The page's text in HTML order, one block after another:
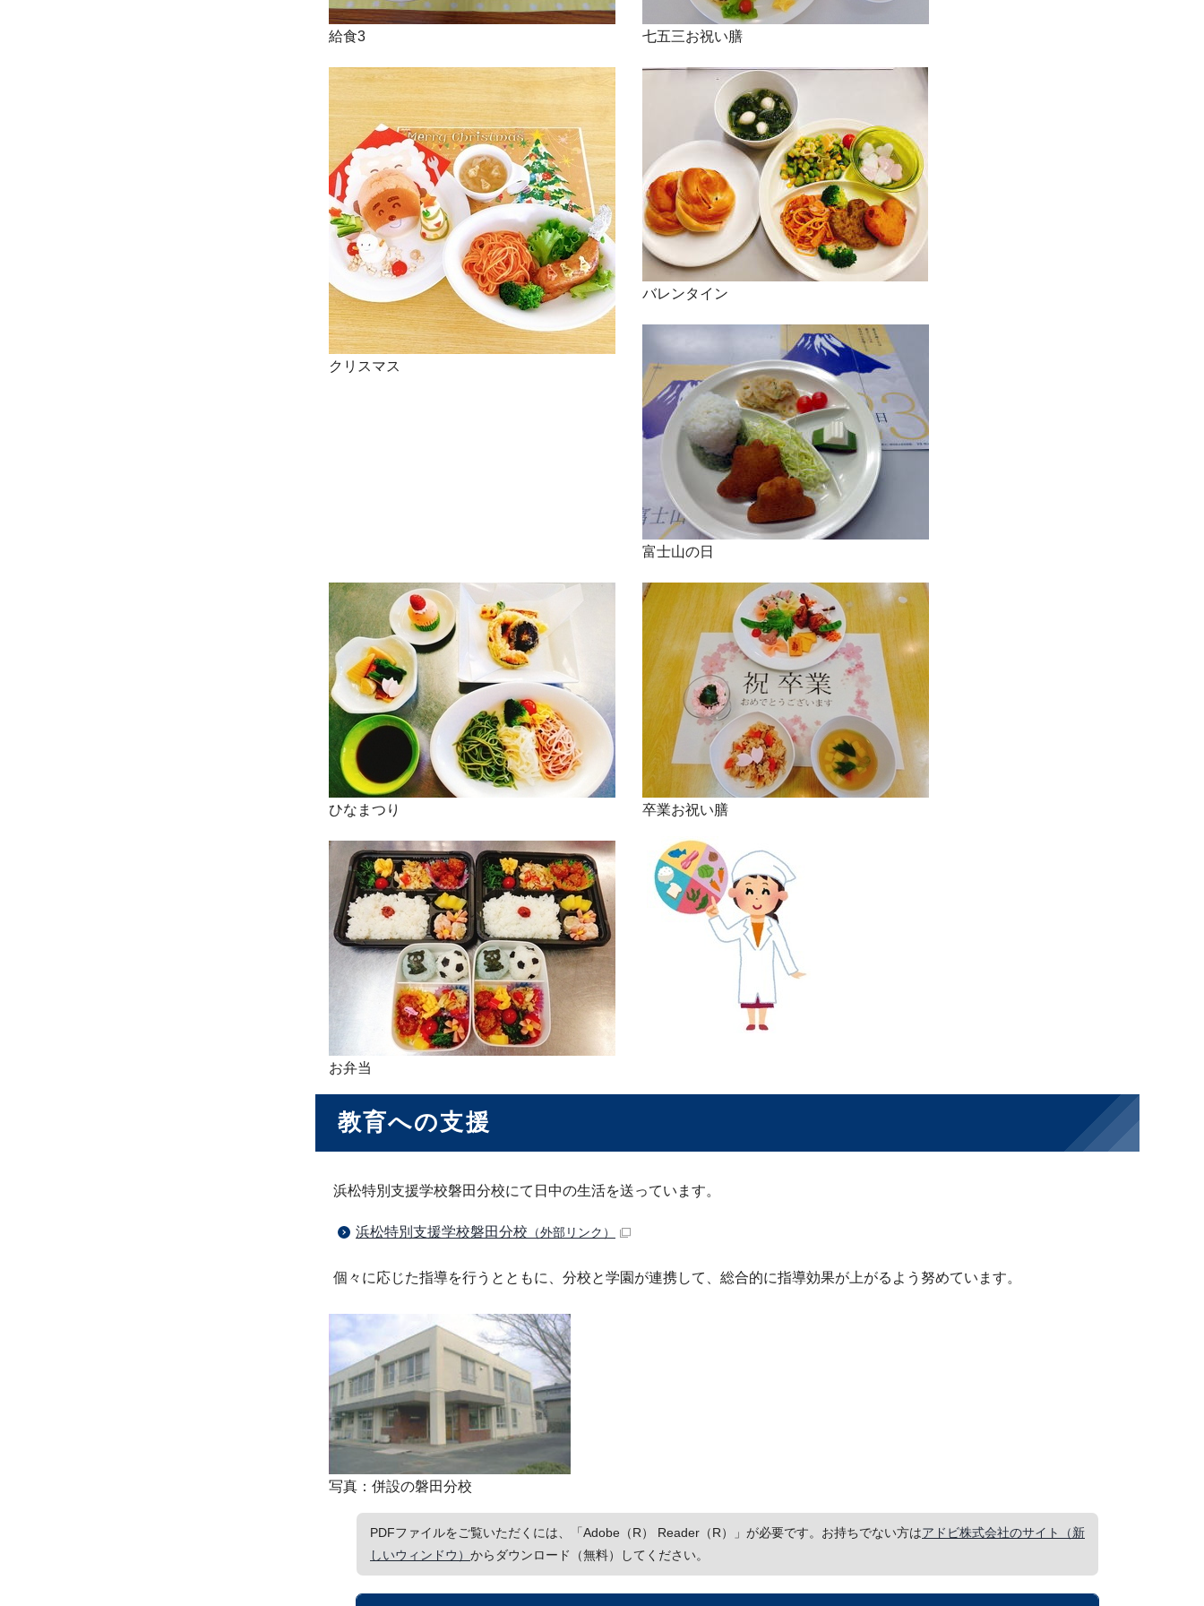
給食3 七五三お祝い膳
クリスマス
バレンタイン
富士山の日
ひなまつり 卒業お祝い膳
お弁当
教育への支援
浜松特別支援学校磐田分校にて日中の生活を送っています。
浜松特別支援学校磐田分校 （外部リンク）
個々に応じた指導を行うとともに、分校と学園が連携して、総合的に指導効果が上がるよう努めています。
写真：併設の磐田分校
PDFファイルをご覧いただくには、「Adobe（R） Reader（R）」が必要です。お持ちでない方はアドビ株式会社のサイト（新
しいウィンドウ） からダウンロード（無料）してください。